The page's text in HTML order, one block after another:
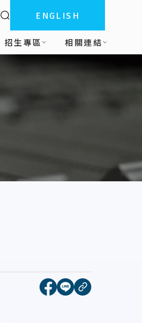
全站搜索ENGLISH
招生專區 相關連結
[另開新視窗]分享到
[另開新視窗]分享
複製連結